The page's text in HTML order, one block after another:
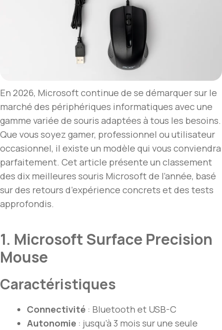
En 2026, Microsoft continue de se démarquer sur le
marché des périphériques informatiques avec une
gamme variée de souris adaptées à tous les besoins.
Que vous soyez gamer, professionnel ou utilisateur
occasionnel, il existe un modèle qui vous conviendra
parfaitement. Cet article présente un classement
des dix meilleures souris Microsoft de l’année, basé
sur des retours d’expérience concrets et des tests
approfondis.
1. Microsoft Surface Precision
Mouse
Caractéristiques
Connectivité : Bluetooth et USB-C
Autonomie : jusqu’à 3 mois sur une seule